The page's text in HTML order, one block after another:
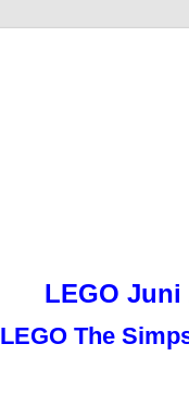
LEGO Juni
LEGO The